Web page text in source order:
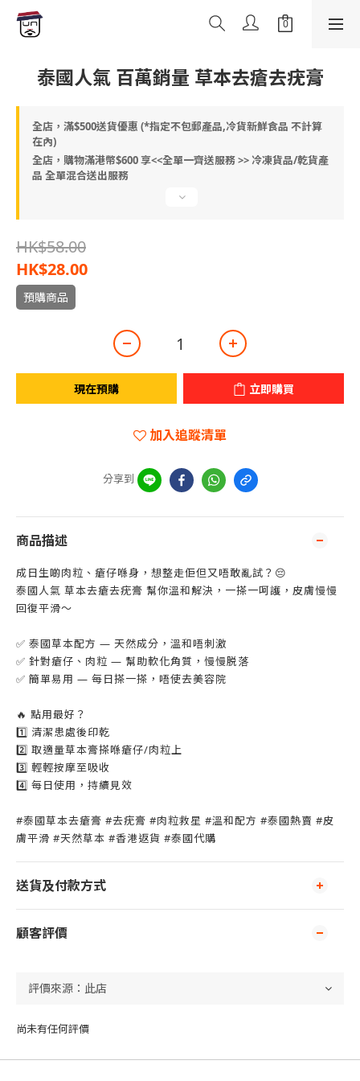
泰國人氣 百萬銷量 草本去瘡去疣膏
全店，滿$500送貨優惠 (*指定不包郵產品,冷貨新鮮食品 不計算
在內)
全店，購物滿港幣$600 享<<全單一齊送服務 >> 冷凍貨品/乾貨產
品 全單混合送出服務
HK$58.00
HK$28.00
預購商品
現在預購 立即購買
加入追蹤清單
分享到
商品描述
成日生啲肉粒、瘡仔喺身，想整走佢但又唔敢亂試？😔
泰國人氣 草本去瘡去疣膏 幫你溫和解決，一搽一呵護，皮膚慢慢
回復平滑～
✅ 泰國草本配方 — 天然成分，溫和唔刺激
✅ 針對瘡仔、肉粒 — 幫助軟化角質，慢慢脱落
✅ 簡單易用 — 每日搽一搽，唔使去美容院
🔥 點用最好？
1️⃣ 清潔患處後印乾
2️⃣ 取適量草本膏搽喺瘡仔/肉粒上
3️⃣ 輕輕按摩至吸收
4️⃣ 每日使用，持續見效
#泰國草本去瘡膏 #去疣膏 #肉粒救星 #溫和配方 #泰國熱賣 #皮
膚平滑 #天然草本 #香港返貨 #泰國代購
送貨及付款方式
顧客評價
尚未有任何評價